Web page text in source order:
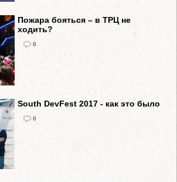
Пожара бояться – в ТРЦ не
ходить?
0
South DevFest 2017 - как это было
0